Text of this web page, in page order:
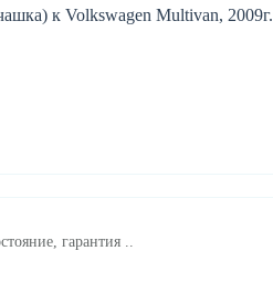
к Volkswagen Multivan, 2009г.
гарантия ..